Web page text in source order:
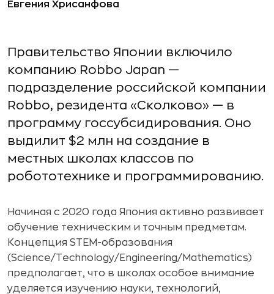
Евгения Хрисанфова
Правительство Японии включило
компанию Robbo Japan —
подразделение российской компании
Robbo, резидента «Сколково» — в
программу госсубсидирования. Оно
выдилит $2 млн на создание в
местных школах классов по
робототехнике и программированию.
Начиная с 2020 года Япония активно развивает
обучение техническим и точным предметам.
Концепция STEM-образования
(Science/Technology/Engineering/Mathematics)
предполагает, что в школах особое внимание
уделяется изучению науки, технологий,